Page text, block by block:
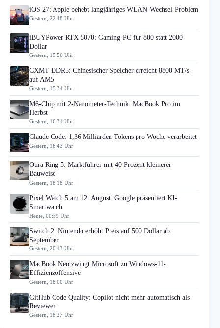
iOS 27: Apple behebt langjähriges WLAN-Wechsel-Problem
Gestern, 22:48 Uhr
iBUYPower RTX 5070: Gaming-PC für 800 statt 2000
Dollar
Gestern, 15:56 Uhr
CXMT DDR5: Chinesischer Speicher erreicht 8800 MT/s
auf AM5
Gestern, 15:34 Uhr
M6-Chip mit 2-Nanometer-Technik: MacBook Pro im
Herbst
Gestern, 16:31 Uhr
Claude Code: 1,36 Milliarden Tokens pro Woche verarbeitet
Gestern, 16:43 Uhr
Oura Ring 5: Marktführer mit 40 Prozent kleinerer
Bauweise
Gestern, 18:18 Uhr
Pixel Watch 5 am 12. August: Google präsentiert KI-
Smartwatch
Heute, 00:59 Uhr
Switch 2: Nintendo erhöht Preis auf 500 Dollar ab
September
Gestern, 20:13 Uhr
MacBook Neo zwingt Microsoft zu Windows-11-
Effizienzoffensive
Gestern, 18:00 Uhr
GitHub Code Quality: Copilot nicht mehr automatisch als
Reviewer
Gestern, 18:27 Uhr